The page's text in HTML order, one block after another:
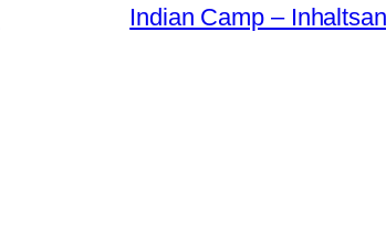
Indian Camp –